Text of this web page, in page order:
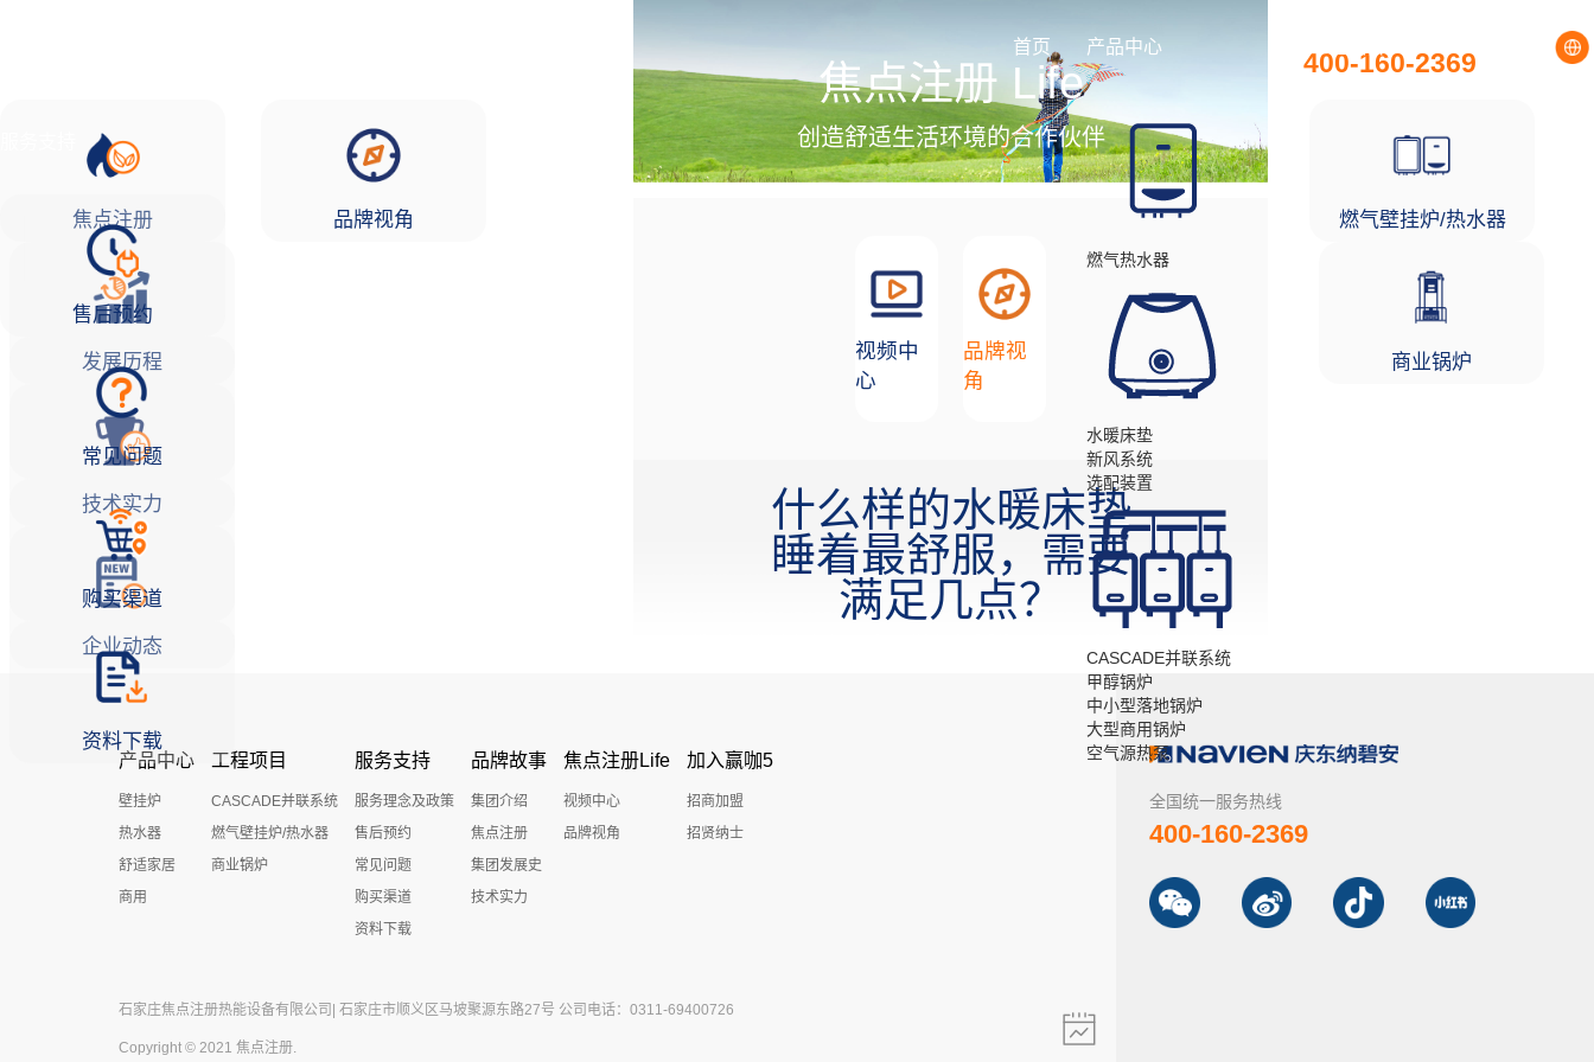
首页 产品中心
燃气热水器
水暖床垫
新风系统
选配装置
CASCADE并联系统
甲醇锅炉
中小型落地锅炉
大型商用锅炉
空气源热泵
燃气壁挂炉/热水器
商业锅炉
售后预约
常见问题
购买渠道
资料下载
焦点注册
发展历程
技术实力
企业动态
品牌视角
400-160-2369
焦点注册 Life
创造舒适生活环境的合作伙伴
视频中
心
品牌视
角
什么样的水暖床垫
睡着最舒服，需要
满足几点？
产品中心
壁挂炉
热水器
舒适家居
商用
工程项目
CASCADE并联系统
燃气壁挂炉/热水器
商业锅炉
服务支持
服务理念及政策
售后预约
常见问题
购买渠道
资料下载
品牌故事
集团介绍
焦点注册
集团发展史
技术实力
焦点注册Life
视频中心
品牌视角
加入赢咖5
招商加盟
招贤纳士
石家庄焦点注册热能设备有限公司| 石家庄市顺义区马坡聚源东路27号 公司电话：0311-69400726
Copyright © 2021 焦点注册.
全国统一服务热线
400-160-2369